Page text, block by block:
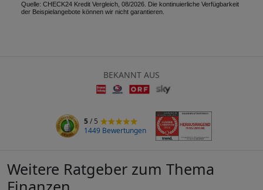
Quelle: CHECK24 Kredit Vergleich, 08/2026. Die kontinuierliche Verfügbarkeit
der Beispielangebote können wir nicht garantieren.
BEKANNT AUS
5/ 5
1449 Bewertungen
Weitere Ratgeber zum Thema